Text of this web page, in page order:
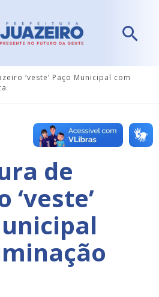
‘veste’ Paço Municipal com
de
‘veste’